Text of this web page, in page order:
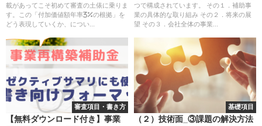
載があってこそ初めて審査の土俵に乗りま
す。この「付加価値額年率3%の根拠」を
どう表現していくか、につい...
つで構成されています。 その１．補助事
業の具体的な取り組み その２．将来の展
望 その３．会社全体の事業...
審査項目・書き方
【無料ダウンロード付き】事業
基礎項目
（２）技術面_③課題の解決方法